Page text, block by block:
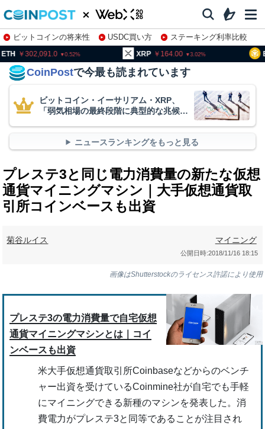
ビットコインの将来性 USDC買い方
ステーキング利率比較
株特集・関連銘柄
0.52 164.00 3.02
CoinPostで今最も読まれています
ビットコイン・イーサリアム・XRP、
「弱気相場の最終段階に典型的な兆候」
ニュースランキングをもっと見る
プレステ3と同じ電力消費量の新たな仮想
通貨マイニングマシン｜大手仮想通貨取
引所コインベースも出資
菊谷ルイス マイニング
公開日時:2018/11/16 18:15
画像はShutterstockのライセンス許諾により使用
プレステ3の電力消費量で自宅仮想
通貨マイニングマシンとは｜コイ
ンベースも出資
米大手仮想通貨取引所Coinbaseなどからのベンチ
ャー出資を受けているCoinmine社が自宅でも手軽
にマイニングできる新種のマシンを発表した。消
費電力がプレステ3と同等であることが注目され